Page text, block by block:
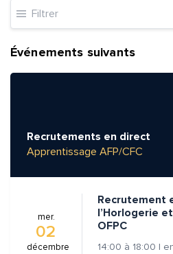
Filtrer
Événements suivants
Recrutements en direct
Apprentissage AFP/CFC
mer.
02
décembre
Recrutement
l’Horlogerie
OFPC
14:00 à 18:00 |